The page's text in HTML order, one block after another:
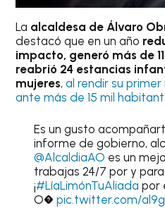
La alcaldesa de Álvaro
destacó que en un año
impacto, generó más de
reabrió 24 estancias
mujeres,al rendir su
ante más de 15 mil
Es un gusto
informe de gobierno,
@AlcaldiaAO es un
trabajas 24/7 por y para
¡#LíaLimónTuAliada por
O� pic.twitter.com/